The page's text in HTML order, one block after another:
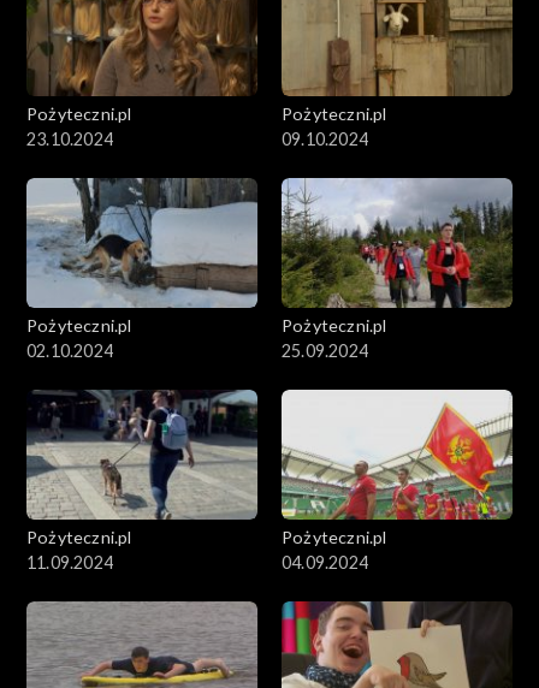
Pożyteczni.pl
23.10.2024
Pożyteczni.pl
09.10.2024
Pożyteczni.pl
02.10.2024
Pożyteczni.pl
25.09.2024
Pożyteczni.pl
11.09.2024
Pożyteczni.pl
04.09.2024